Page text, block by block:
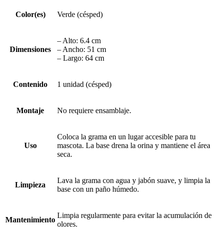
Color(es) Verde (césped)
Dimensiones
– Alto: 6.4 cm
– Ancho: 51 cm
– Largo: 64 cm
Contenido 1 unidad (césped)
Montaje No requiere ensamblaje.
Uso
Coloca la grama en un lugar accesible para tu
mascota. La base drena la orina y mantiene el área
seca.
Limpieza
Lava la grama con agua y jabón suave, y limpia la
base con un paño húmedo.
Mantenimiento
Limpia regularmente para evitar la acumulación de
olores.